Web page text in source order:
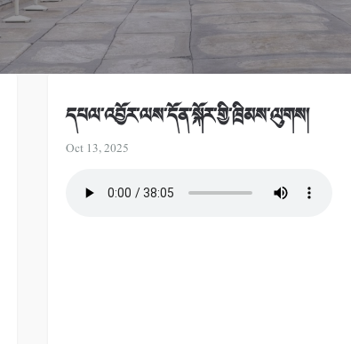
དཔལ་འབྱོར་ལས་དོན་སྐོར་གྱི་ཁྲིམས་ལུགས།
Oct 13, 2025